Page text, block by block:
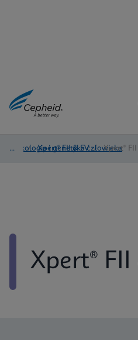
Onkologia i genetyka człowieka
/ Xpert® FII & FV / Xpert®
Xpert® FII